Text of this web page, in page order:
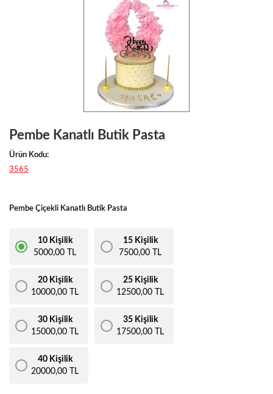
Pembe Kanatlı Butik Pasta
Ürün Kodu:
3565
Pembe Çiçekli Kanatlı Butik Pasta
10 Kişilik
5000,00 TL
15 Kişilik
7500,00 TL
20 Kişilik
10000,00 TL
25 Kişilik
12500,00 TL
30 Kişilik
15000,00 TL
35 Kişilik
17500,00 TL
40 Kişilik
20000,00 TL